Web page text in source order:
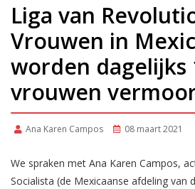
Liga van
Vrouwen in
worden dagelijks
vrouwen
Ana Karen Campos 08 maart 2021
We spraken met Ana Karen Campos,
Socialista (de Mexicaanse afdeling van